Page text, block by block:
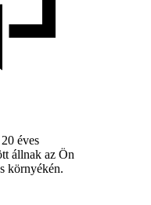
éves
állnak az Ön
környékén.